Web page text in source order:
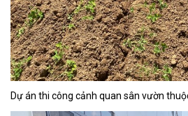
Dự án thi công cảnh quan sân vườn